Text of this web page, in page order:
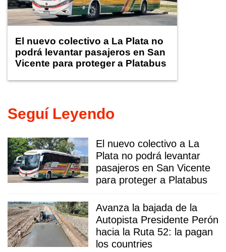
El nuevo colectivo a La Plata no
podrá levantar pasajeros en San
Vicente para proteger a Platabus
Seguí Leyendo
El nuevo colectivo a La
Plata no podrá levantar
pasajeros en San Vicente
para proteger a Platabus
Avanza la bajada de la
Autopista Presidente Perón
hacia la Ruta 52: la pagan
los countries